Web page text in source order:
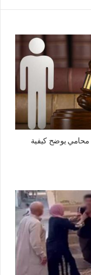
محامي يوضح كيفية